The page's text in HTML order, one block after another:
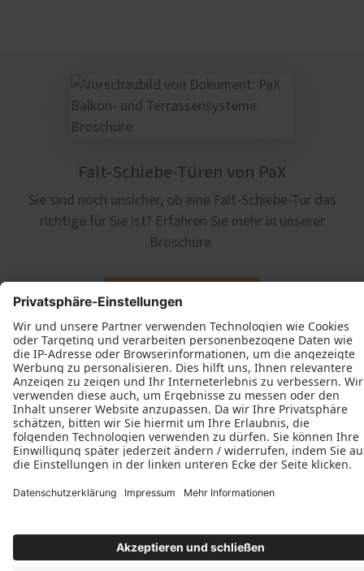
Falt-Schiebe-Türen von PaX
Sie sind noch unsicher, ob eine Falt-Schiebe-Tür das
richtige für Sie ist? Erfahren Sie mehr in unserer
Broschüre.
Herunterladen
Wohnhausbau Becker GmbH & Co. KG
Wilhelm-Löhe-Str. 22
Büro (kein Kundenverkehr)
91126 Schwabach
+49 (911) 25352546
E-Mail schreiben